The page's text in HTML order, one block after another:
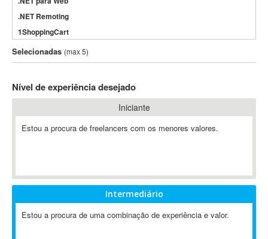
.NET Remoting
1ShoppingCart
3DS Max
3GSM
802.11
A-GPS
ABAP
Abaqus
ABBYY FineReader
Selecionadas (max 5)
Nível de experiência desejado
Iniciante
Estou a procura de freelancers com os menores valores.
Intermediário
Estou a procura de uma combinação de experiência e valor.